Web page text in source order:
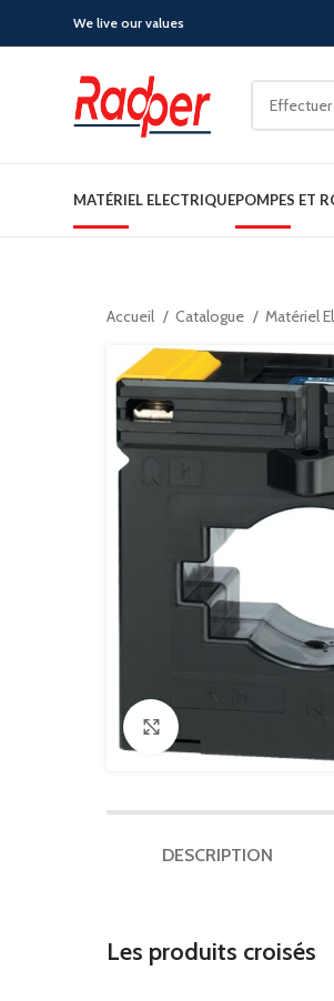
We live our values
MATÉRIEL ELECTRIQUEPOMPES ET
Accueil Catalogue Matériel
DESCRIPTION
Les produits croisés